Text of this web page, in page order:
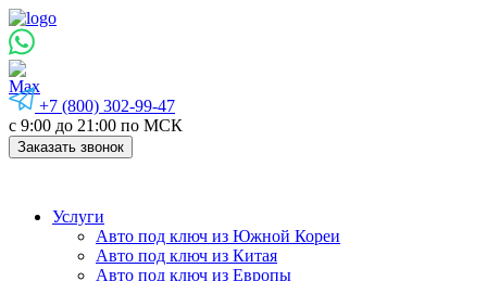
+7 (800) 302-99-47
с 9:00 до 21:00 по МСК
Заказать звонок
Услуги
Авто под ключ из Южной Кореи
Авто под ключ из Китая
Авто под ключ из Европы